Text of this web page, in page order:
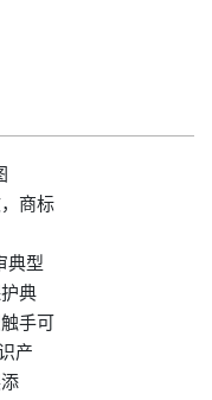
商标
典型
典
手可
产